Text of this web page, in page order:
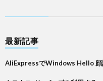
最新記事
AliExpressでWindows Hello 顔